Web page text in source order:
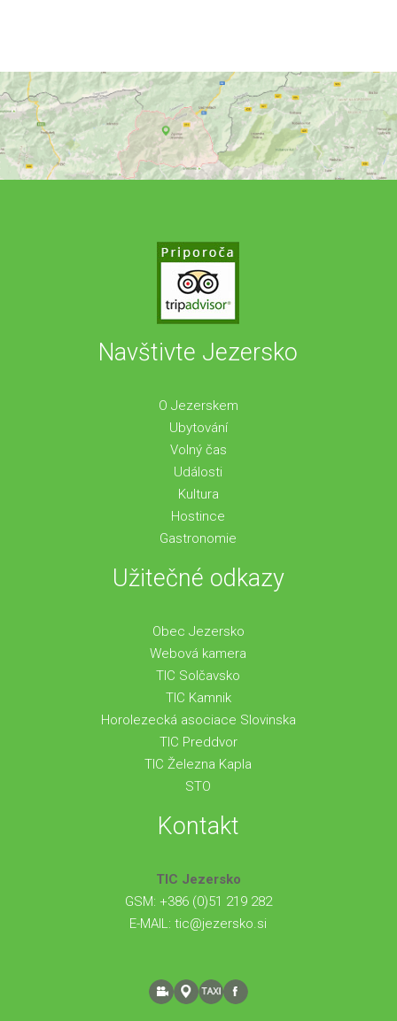
Navštivte Jezersko
O Jezerskem
Ubytování
Volný čas
Události
Kultura
Hostince
Gastronomie
Užitečné odkazy
Obec Jezersko
Webová kamera
TIC Solčavsko
TIC Kamnik
Horolezecká asociace Slovinska
TIC Preddvor
TIC Železna Kapla
STO
Kontakt
TIC Jezersko
GSM: +386 (0)51 219 282
E-MAIL:tic@jezersko.si